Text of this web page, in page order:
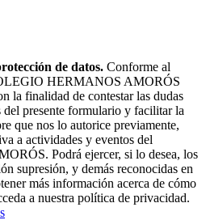
de datos. Conforme al
HERMANOS AMORÓS
la finalidad de contestar las dudas
del presente formulario y facilitar la
que nos lo autorice previamente,
a actividades y eventos del
Podrá ejercer, si lo desea, los
supresión, y demás reconocidas en
más información acerca de cómo
a nuestra política de privacidad.